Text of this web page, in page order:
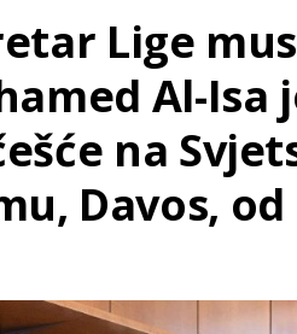
Lige
Al-Isa
na
Davos, od